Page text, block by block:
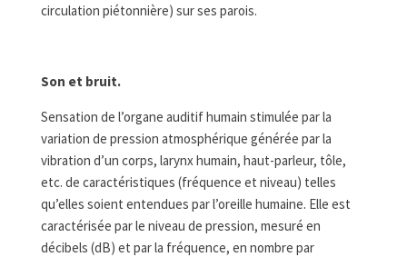
circulation piétonnière) sur ses parois.
Son et bruit.
Sensation de l’organe auditif humain stimulée par la
variation de pression atmosphérique générée par la
vibration d’un corps, larynx humain, haut-parleur, tôle,
etc. de caractéristiques (fréquence et niveau) telles
qu’elles soient entendues par l’oreille humaine. Elle est
caractérisée par le niveau de pression, mesuré en
décibels (dB) et par la fréquence, en nombre par